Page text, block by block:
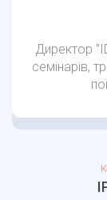
Директор
семінарів,